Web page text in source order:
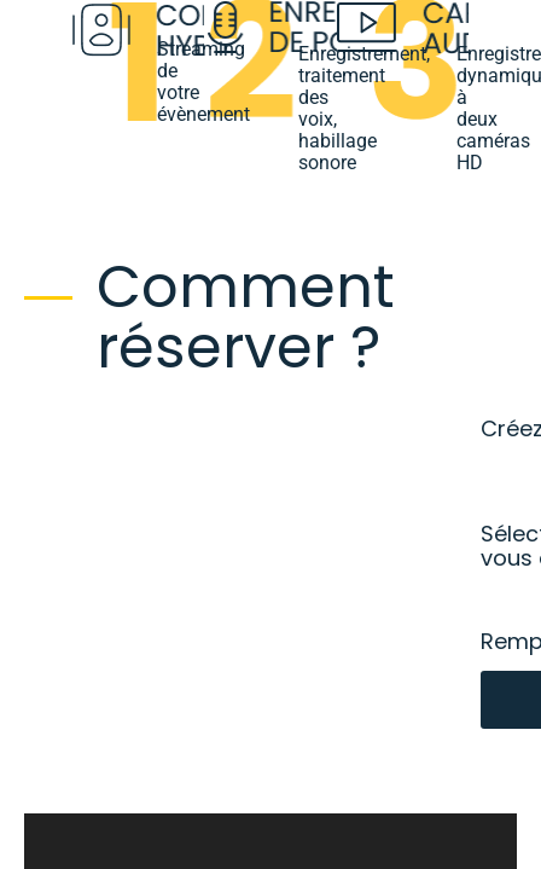
Streaming
de
votre
évènement
Enregistrement,
traitement
des
voix,
habillage
sonore
à
deux
caméras
HD
Comment
réserver ?
vous